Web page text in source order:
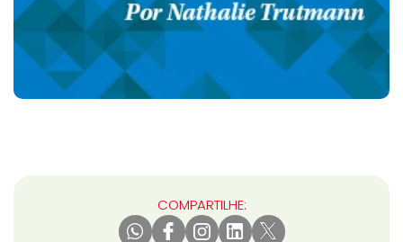
COMPARTILHE: